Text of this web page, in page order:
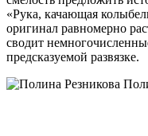
«Рука, качающая
оригинал равномерно
сводит
предсказуемой развязке.